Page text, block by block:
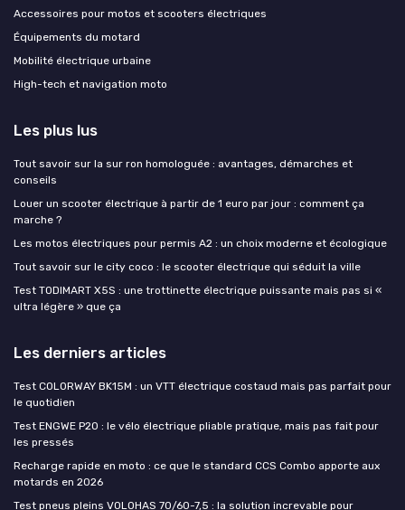
Accessoires pour motos et scooters électriques
Équipements du motard
Mobilité électrique urbaine
High-tech et navigation moto
Les plus lus
Tout savoir sur la sur ron homologuée : avantages, démarches et
conseils
Louer un scooter électrique à partir de 1 euro par jour : comment ça
marche ?
Les motos électriques pour permis A2 : un choix moderne et écologique
Tout savoir sur le city coco : le scooter électrique qui séduit la ville
Test TODIMART X5S : une trottinette électrique puissante mais pas si «
ultra légère » que ça
Les derniers articles
Test COLORWAY BK15M : un VTT électrique costaud mais pas parfait pour
le quotidien
Test ENGWE P20 : le vélo électrique pliable pratique, mais pas fait pour
les pressés
Recharge rapide en moto : ce que le standard CCS Combo apporte aux
motards en 2026
Test pneus pleins VOLOHAS 70/60-7,5 : la solution increvable pour